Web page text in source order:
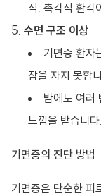
적, 촉각적 환각
수면 구조 이상
기면증 환자
잠을 자지 못합
밤에도 여러
느낌을 받습니다.
기면증의 진단 방법
기면증은 단순한 피